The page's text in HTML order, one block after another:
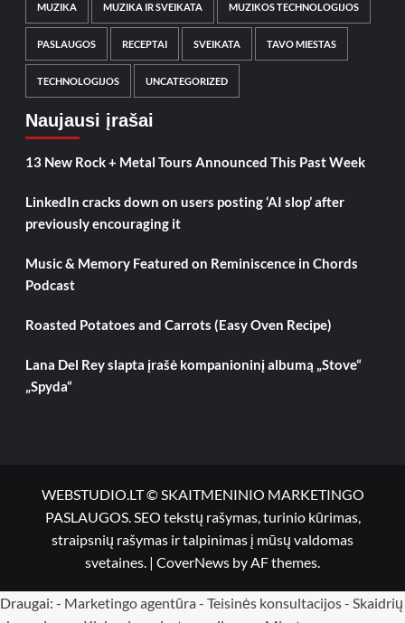
MUZIKA MUZIKA IR SVEIKATA MUZIKOS TECHNOLOGIJOS
PASLAUGOS RECEPTAI SVEIKATA TAVO MIESTAS
TECHNOLOGIJOS UNCATEGORIZED
Naujausi įrašai
13 New Rock + Metal Tours Announced This Past Week
LinkedIn cracks down on users posting ‘AI slop’ after
previously encouraging it
Music & Memory Featured on Reminiscence in Chords
Podcast
Roasted Potatoes and Carrots (Easy Oven Recipe)
Lana Del Rey slapta įrašė kompanioninį albumą „Stove“
„Spyda“
WEBSTUDIO.LT © SKAITMENINIO MARKETINGO
PASLAUGOS. SEO tekstų rašymas, turinio kūrimas,
straipsnių rašymas ir talpinimas į mūsų valdomas
svetaines. | CoverNews by AF themes.
Draugai: - Marketingo agentūra - Teisinės konsultacijos- Skaidrių